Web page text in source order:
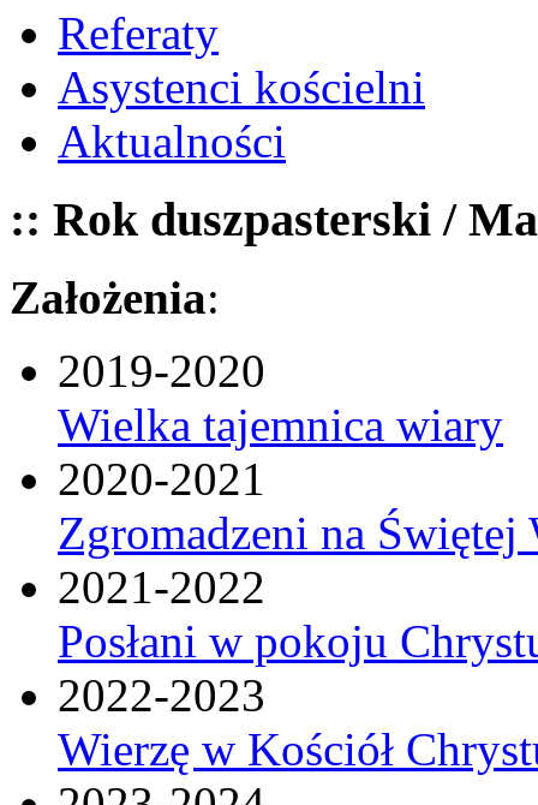
Referaty
Asystenci kościelni
Aktualności
:: Rok duszpasterski /
Założenia:
2019-2020
Wielka tajemnica wiary
2020-2021
Zgromadzeni na Świętej
2021-2022
Posłani w pokoju
2022-2023
Wierzę w Kościół